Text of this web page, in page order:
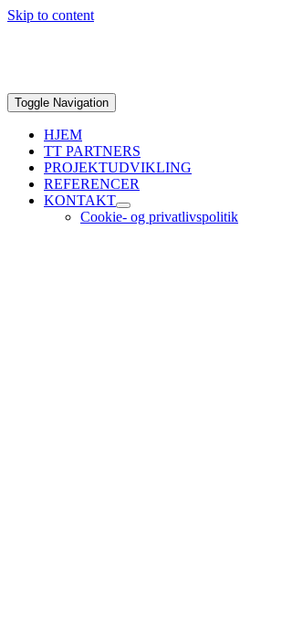
Skip to content
Toggle Navigation
HJEM
TT PARTNERS
PROJEKTUDVIKLING
REFERENCER
KONTAKT
Cookie- og privatlivspolitik